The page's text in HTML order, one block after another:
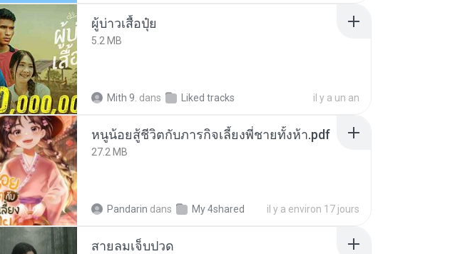
ผู้บ่าวเสื้อปุ๋ย
5.2 MB
Mith 9. dans Liked tracks il y a un an
หนูน้อยสู้ชีวิตกับภารกิจเลี้ยงพี่ชายทั้งห้า.pdf
27.2 MB
Pandarin dans My 4shared il y a environ 17 jours
สายลมเจ็บปวด